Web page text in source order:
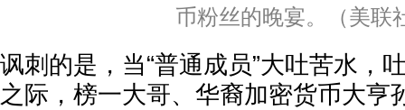
币粉丝的晚宴。（美联
讽刺的是，当“普通成员”大吐苦水，
之际，榜一大哥、华裔加密货币大亨